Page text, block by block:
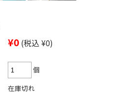
¥0 (税込 ¥0)
個
在庫切れ